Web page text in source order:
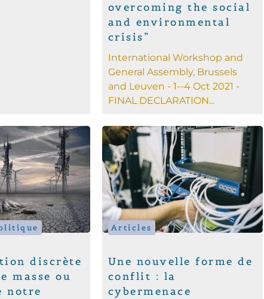
overcoming the social
and environmental
crisis”
International Workshop and
General Assembly, Brussels
and Leuven - 1--4 Oct 2021 -
FINAL DECLARATION...
discrète
masse ou
notre
Articles
Une nouvelle forme de
conflit : la
cybermenace